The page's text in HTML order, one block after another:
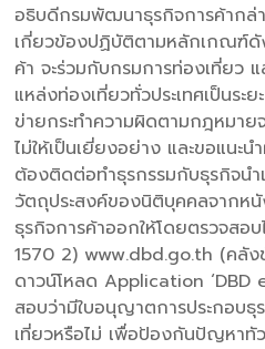
อธิบดีกรมพัฒนาธุรกิจการค้ากล่า
เกี่ยวข้องปฏิบัติตามหลักเกณฑ์
ค้า จะร่วมกับกรมการท่องเที่ยว
แหล่งท่องเที่ยวทั่วประเทศเป็นระ
ข่ายกระทำความผิดตามกฎหมาย
ไม่ให้เป็นเยี่ยงอย่าง และขอแนะน
ต้องติดต่อทำธุรกรรมกับธุรกิจน
วัตถุประสงค์ของนิติบุคคลจากห
ธุรกิจการค้าออกให้โดยตรวจสอ
1570 2) www.dbd.go.th (คลัง
ดาวน์โหลด Application ‘DBD
สอบว่ามีใบอนุญาตการประกอบธุ
เที่ยวหรือไม่ เพื่อป้องกันปัญหา